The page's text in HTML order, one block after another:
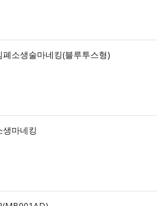
폐소생술마네킹(블루투스형)
생마네킹